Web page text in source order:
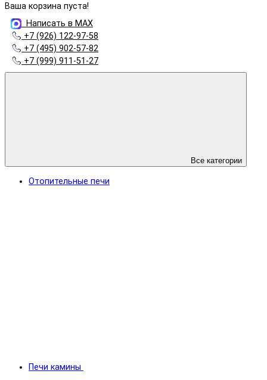
Ваша корзина пуста!
Написать в MAX
+7 (926) 122-97-58
+7 (495) 902-57-82
+7 (999) 911-51-27
Все категории
Отопительные печи
Печи камины